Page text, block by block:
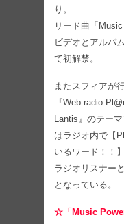
り。
リード曲「
ビデオとアルバ
て初解禁。
またスフィアが
『Web radio
Lantis』のテー
はラジオ内で【
いるワード！！
ラジオリスナー
となっている。
☆「Music